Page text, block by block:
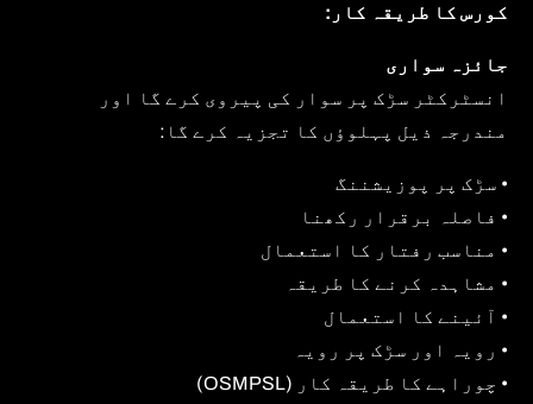
کورس کا طریقہ کار:
جائزہ سواری
انسٹرکٹر سڑک پر سوار کی پیروی کرے گا اور
مندرجہ ذیل پہلوؤں کا تجزیہ کرے گا:
• سڑک پر پوزیشننگ
• فاصلہ برقرار رکھنا
• مناسب رفتار کا استعمال
• مشاہدہ کرنے کا طریقہ
• آئینے کا استعمال
• رویہ اور سڑک پر رویہ
• چوراہے کا طریقہ کار (OSMPSL)